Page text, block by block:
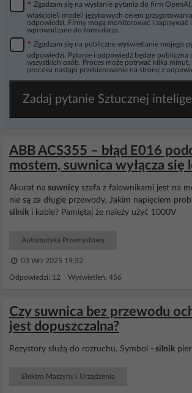
* Zgadzam się na wysłanie pytania do firm
właścicieli modeli językowych celem
odpowiedzi. Firmy mogą monitorować i zapisywać
wprowadzane do formularza.
* Zgadzam się na publiczne wyświetlanie mojego
odpowiedzi. Pytanie i odpowiedź będzie publiczna
wszystkich osób. Proces może potrwać kilka minut.
procesu nastąpi przekierowanie na stronę z
Zadaj pytanie Sztucznej
ABB ACS355 – błąd E016
mostem, suwnica wyłącza się
Akurat na suwnicy szafa z falownikami jest na
nie są za długie przewody. Jakim napięciem
silnik i kable? Pamiętaj że należy użyć 1000V
Automatyka Przemysłowa
03 Wrz 2025 19:32
Odpowiedzi: 12 Wyświetleń: 456
Czy suwnica bez przewodu
jest dopuszczalna?
Rezystory służą do rozruchu. Symbol - silnik
Elektro Maszyny i Urządzenia